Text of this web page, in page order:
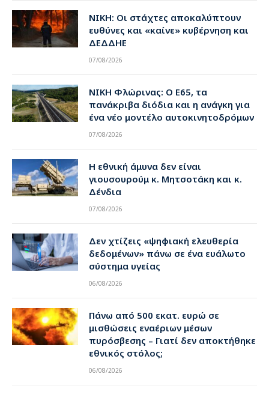
ΝΙΚΗ: Οι στάχτες αποκαλύπτουν
ευθύνες και «καίνε» κυβέρνηση και
ΔΕΔΔΗΕ
07/08/2026
ΝΙΚΗ Φλώρινας: Ο Ε65, τα
πανάκριβα διόδια και η ανάγκη για
ένα νέο μοντέλο αυτοκινητοδρόμων
07/08/2026
Η εθνική άμυνα δεν είναι
γιουσουρούμ κ. Μητσοτάκη και κ.
Δένδια
07/08/2026
Δεν χτίζεις «ψηφιακή ελευθερία
δεδομένων» πάνω σε ένα ευάλωτο
σύστημα υγείας
06/08/2026
Πάνω από 500 εκατ. ευρώ σε
μισθώσεις εναέριων μέσων
πυρόσβεσης – Γιατί δεν αποκτήθηκε
εθνικός στόλος;
06/08/2026